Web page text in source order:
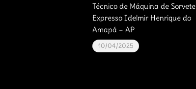
Técnico de Máquina de Sorvete
Expresso Idelmir Henrique do
Amapá – AP
10/04/2025